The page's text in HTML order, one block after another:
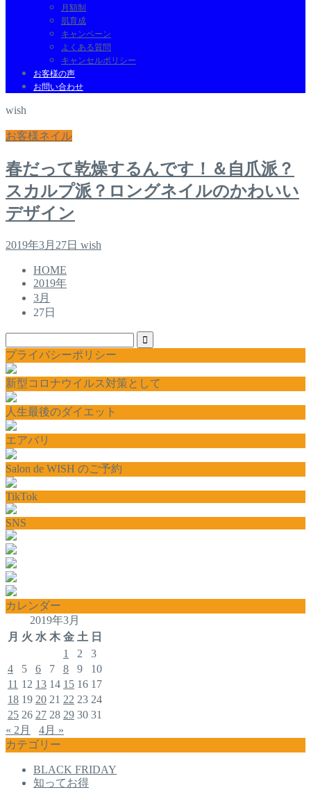
月額制
肌育成
キャンペーン
よくある質問
キャンセルポリシー
お客様の声
お問い合わせ
wish
お客様ネイル
春だって乾燥するんです！＆自爪派？
スカルプ派？ロングネイルのかわいい
デザイン
2019年3月27日 wish
HOME
2019年
3月
27日
プライバシーポリシー
新型コロナウイルス対策として
人生最後のダイエット
エアバリ
Salon de WISH のご予約
TikTok
SNS
カレンダー
2019年3月
月 火 水 木 金 土 日
1
2
3
4
5 6 7 8 9
10
11 12 13 14 15 16 17
18 19 20 21 22 23 24
25 26 27 28 29 30 31
« 2月
4月 »
カテゴリー
BLACK FRIDAY
知ってお得